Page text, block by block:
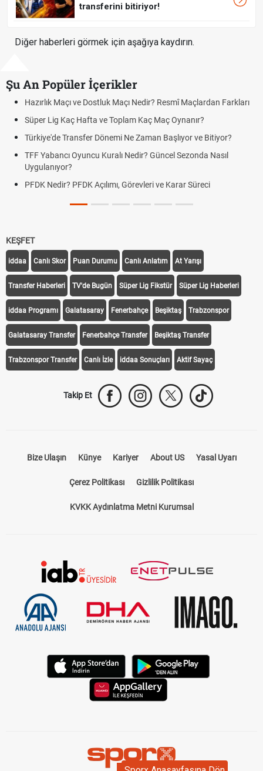
transferini bitiriyor!
Diğer haberleri görmek için aşağıya kaydırın.
Şu An Popüler İçerikler
Hazırlık Maçı ve Dostluk Maçı Nedir? Resmî Maçlardan Farkları
Süper Lig Kaç Hafta ve Toplam Kaç Maç Oynanır?
Türkiye'de Transfer Dönemi Ne Zaman Başlıyor ve Bitiyor?
TFF Yabancı Oyuncu Kuralı Nedir? Güncel Sezonda Nasıl
Uygulanıyor?
PFDK Nedir? PFDK Açılımı, Görevleri ve Karar Süreci
KEŞFET
iddaa Canlı Skor Puan Durumu Canlı Anlatım At Yarışı
Transfer Haberleri TV'de Bugün Süper Lig Fikstür Süper Lig Haberleri
iddaa Programı Galatasaray Fenerbahçe Beşiktaş Trabzonspor
Galatasaray Transfer Fenerbahçe Transfer Beşiktaş Transfer
Trabzonspor Transfer Canlı İzle iddaa Sonuçları Aktif Sayaç
Takip Et
Bize Ulaşın Künye Kariyer About US Yasal Uyarı
Çerez Politikası Gizlilik Politikası
KVKK Aydınlatma Metni Kurumsal